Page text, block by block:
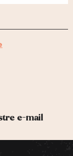
e-mail